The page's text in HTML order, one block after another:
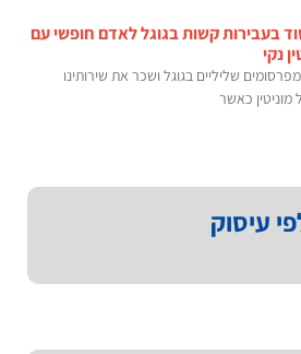
בעבירות קשות בגוגל לאדם חופשי עם
נקי
שליליים בגוגל ושכר את שירותינו
מוניטין כאשר
עיסוק